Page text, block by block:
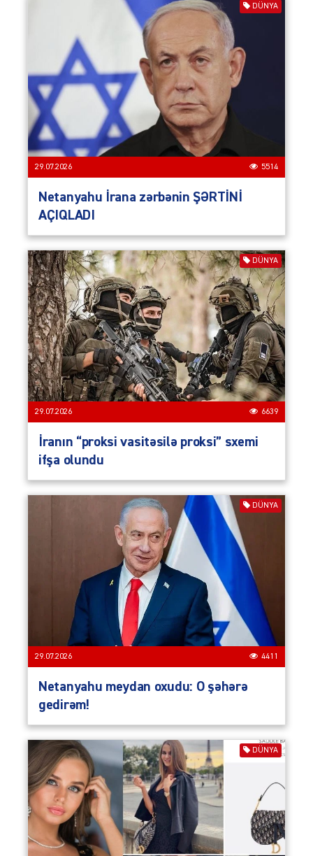
DÜNYA
29.07.2026 5514
Netanyahu İrana zərbənin ŞƏRTİNİ
AÇIQLADI
DÜNYA
29.07.2026 6639
İranın “proksi vasitəsilə proksi” sxemi
ifşa olundu
DÜNYA
29.07.2026 4411
Netanyahu meydan oxudu: O şəhərə
gedirəm!
DÜNYA